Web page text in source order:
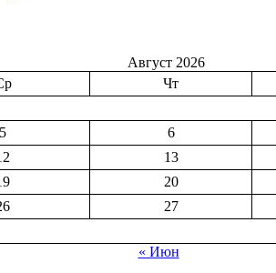
Август 2026
Чт
5 6
13
20
27
« Июн